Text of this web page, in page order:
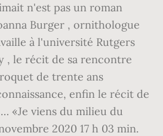
n'est pas un roman
Burger , ornithologue
à l'université Rutgers
, le récit de sa rencontre
de trente ans
enfin le récit de
«Je viens du milieu du
2020 17 h 03 min.